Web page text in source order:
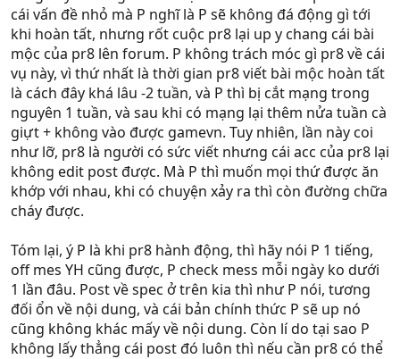
cái vấn đề nhỏ mà P nghĩ là P sẽ không đá động gì tới
khi hoàn tất, nhưng rốt cuộc pr8 lại up y chang cái bài
mộc của pr8 lên forum. P không trách móc gì pr8 về cái
vụ này, vì thứ nhất là thời gian pr8 viết bài mộc hoàn tất
là cách đây khá lâu -2 tuần, và P thì bị cắt mạng trong
nguyên 1 tuần, và sau khi có mạng lại thêm nửa tuần cà
giựt + không vào được gamevn. Tuy nhiên, lần này coi
như lỡ, pr8 là người có sức viết nhưng cái acc của pr8 lại
không edit post được. Mà P thì muốn mọi thứ được ăn
khớp với nhau, khi có chuyện xảy ra thì còn đường chữa
cháy được.
Tóm lại, ý P là khi pr8 hành động, thì hãy nói P 1 tiếng,
off mes YH cũng được, P check mess mỗi ngày ko dưới
1 lần đâu. Post về spec ở trên kia thì như P nói, tương
đối ổn về nội dung, và cái bản chính thức P sẽ up nó
cũng không khác mấy về nội dung. Còn lí do tại sao P
không lấy thẳng cái post đó luôn thì nếu cần pr8 có thể